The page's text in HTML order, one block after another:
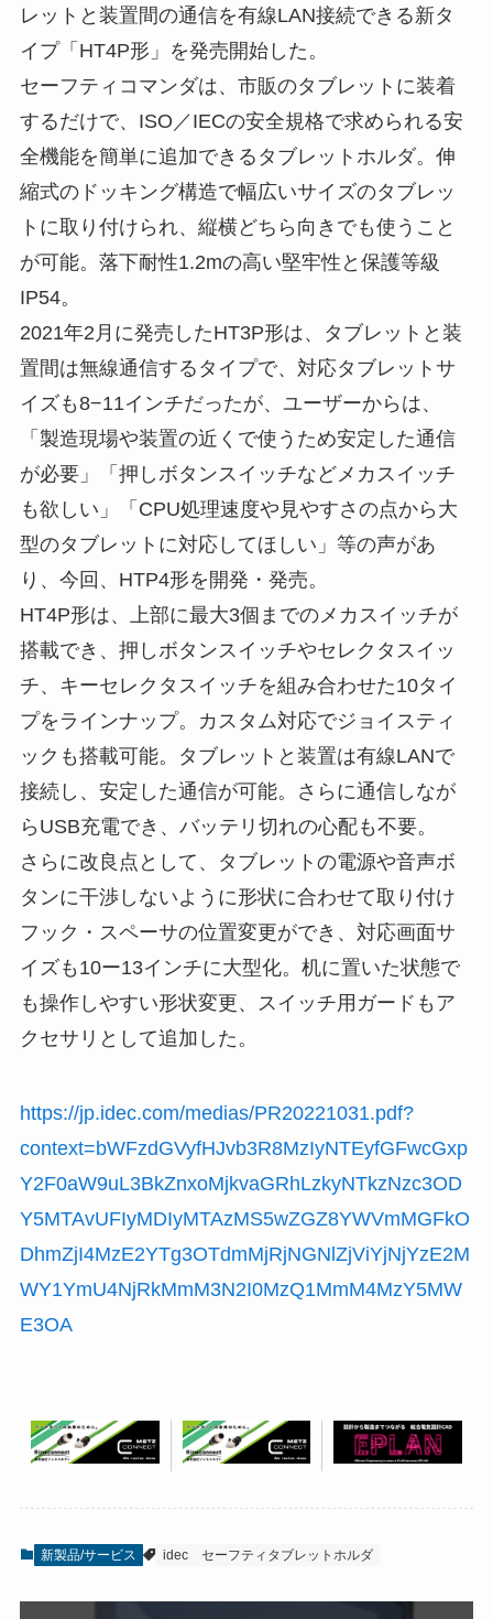
レットと装置間の通信を有線LAN接続できる新タ
イプ「HT4P形」を発売開始した。
セーフティコマンダは、市販のタブレットに装着
するだけで、ISO／IECの安全規格で求められる安
全機能を簡単に追加できるタブレットホルダ。伸
縮式のドッキング構造で幅広いサイズのタブレッ
トに取り付けられ、縦横どちら向きでも使うこと
が可能。落下耐性1.2mの高い堅牢性と保護等級
IP54。
2021年2月に発売したHT3P形は、タブレットと装
置間は無線通信するタイプで、対応タブレットサ
イズも8−11インチだったが、ユーザーからは、
「製造現場や装置の近くで使うため安定した通信
が必要」「押しボタンスイッチなどメカスイッチ
も欲しい」「CPU処理速度や見やすさの点から大
型のタブレットに対応してほしい」等の声があ
り、今回、HTP4形を開発・発売。
HT4P形は、上部に最大3個までのメカスイッチが
搭載でき、押しボタンスイッチやセレクタスイッ
チ、キーセレクタスイッチを組み合わせた10タイ
プをラインナップ。カスタム対応でジョイスティ
ックも搭載可能。タブレットと装置は有線LANで
接続し、安定した通信が可能。さらに通信しなが
らUSB充電でき、バッテリ切れの心配も不要。
さらに改良点として、タブレットの電源や音声ボ
タンに干渉しないように形状に合わせて取り付け
フック・スペーサの位置変更ができ、対応画面サ
イズも10ー13インチに大型化。机に置いた状態で
も操作しやすい形状変更、スイッチ用ガードもア
クセサリとして追加した。
https://jp.idec.com/medias/PR20221031.pdf?
context=bWFzdGVyfHJvb3R8MzIyNTEyfGFwcGxp
Y2F0aW9uL3BkZnxoMjkvaGRhLzkyNTkzNzc3OD
Y5MTAvUFIyMDIyMTAzMS5wZGZ8YWVmMGFkO
DhmZjI4MzE2YTg3OTdmMjRjNGNlZjViYjNjYzE2M
WY1YmU4NjRkMmM3N2I0MzQ1MmM4MzY5MW
E3OA
新製品/サービス idec セーフティタブレットホルダ